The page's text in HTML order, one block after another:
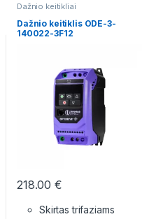
Dažnio keitikliai
Dažnio keitiklis ODE-3-
140022-3F12
218.00€
Skirtas trifaziams